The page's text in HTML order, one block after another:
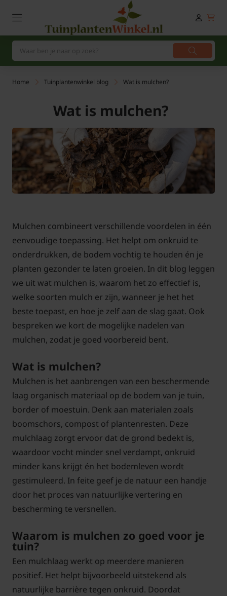
Home Tuinplantenwinkel blog Wat is mulchen?
Wat is mulchen?
Mulchen combineert verschillende voordelen in één
eenvoudige toepassing. Het helpt om onkruid te
onderdrukken, de bodem vochtig te houden én je
planten gezonder te laten groeien. In dit blog leggen
we uit wat mulchen is, waarom het zo effectief is,
welke soorten mulch er zijn, wanneer je het het
beste toepast, en hoe je zelf aan de slag gaat. Ook
bespreken we kort de mogelijke nadelen van
mulchen, zodat je goed voorbereid bent.
Wat is mulchen?
Mulchen is het aanbrengen van een beschermende
laag organisch materiaal op de bodem van je tuin,
border of moestuin. Denk aan materialen zoals
boomschors, compost of plantenresten. Deze
mulchlaag zorgt ervoor dat de grond bedekt is,
waardoor vocht minder snel verdampt, onkruid
minder kans krijgt én het bodemleven wordt
gestimuleerd. In feite geef je de natuur een handje
door het proces van natuurlijke vertering en
bescherming te versnellen.
Waarom is mulchen zo goed voor je
tuin?
Een mulchlaag werkt op meerdere manieren
positief. Het helpt bijvoorbeeld uitstekend als
natuurlijke barrière tegen onkruid. Doordat